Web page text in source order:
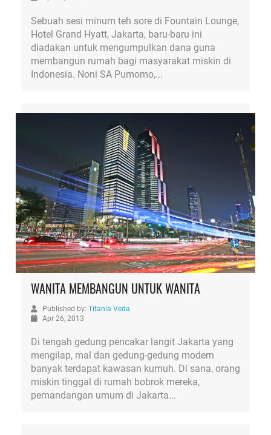
Sebuah sesi minum teh sore di Fountain Lounge,
Hotel Grand Hyatt, Jakarta, baru-baru ini
diadakan untuk mengumpulkan dana guna
membangun rumah bagi masyarakat miskin di
Indonesia. Noni SA Pumomo,...
WANITA MEMBANGUN UNTUK WANITA
Published by: Titania Veda
Apr 26, 2013
Di tengah gedung pencakar langit Jakarta yang
mengilap, mal dan gedung-gedung modern
banyak terdapat kawasan kumuh. Di sana, orang
miskin tinggal di rumah bobrok mereka,
pemandangan umum di Jakarta...